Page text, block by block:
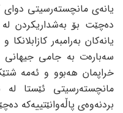
یانەی مانچستەرسیتی دوای
دەچێت بۆ بەشداریکردن
یانەکان بەرامبەر
سەبارەت بە جامی جیهانی
خراپمان هەبوو و ئەمە
مانچستەرسیتی ئێستا
بردنەوەی پاڵەوانێتییەکه